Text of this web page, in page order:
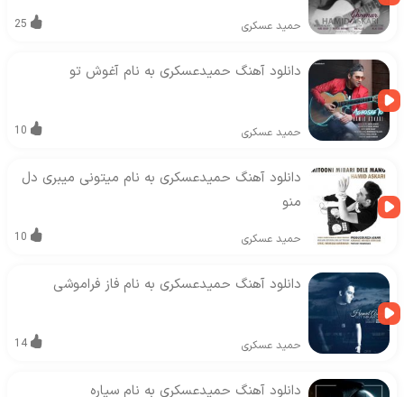
حمید عسکری 25
دانلود آهنگ حمیدعسکری به نام آغوش تو
حمید عسکری 10
دانلود آهنگ حمیدعسکری به نام میتونی میبری دل
منو
حمید عسکری 10
دانلود آهنگ حمیدعسکری به نام فاز فراموشی
حمید عسکری 14
دانلود آهنگ حمیدعسکری به نام سیاره